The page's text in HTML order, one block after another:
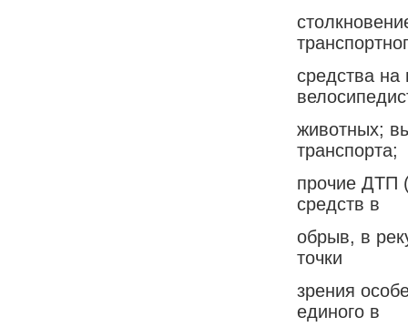
средства на
животных;
транспорта;
прочие ДТП
средств в
обрыв, в
точки
зрения
единого в